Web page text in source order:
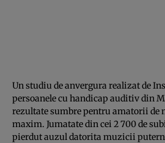
Un studiu de anvergura realizat de
persoanele cu handicap auditiv din
rezultate sumbre pentru amatorii de
maxim. Jumatate din cei 2 700 de
pierdut auzul datorita muzicii